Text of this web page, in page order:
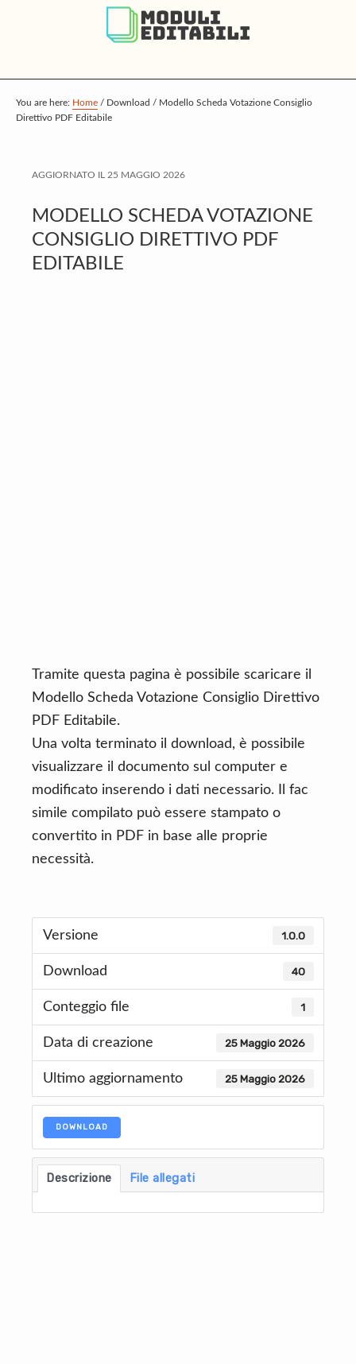
p
t
a
n
c
o
p
t
r
m
a
r
p
t
o
t
e
r
You are here: Home / Download / Modello Scheda Votazione Consiglio
Direttivo PDF Editabile
AGGIORNATO IL 25 MAGGIO 2026
MODELLO SCHEDA VOTAZIONE
CONSIGLIO DIRETTIVO PDF
EDITABILE
Tramite questa pagina è possibile scaricare il
Modello Scheda Votazione Consiglio Direttivo
PDF Editabile.
Una volta terminato il download, è possibile
visualizzare il documento sul computer e
modificato inserendo i dati necessario. Il fac
simile compilato può essere stampato o
convertito in PDF in base alle proprie
necessità.
Versione 1.0.0
Download 40
Conteggio file 1
Data di creazione 25 Maggio 2026
Ultimo aggiornamento 25 Maggio 2026
DOWNLOAD
Descrizione File allegati